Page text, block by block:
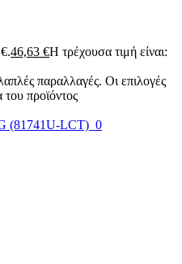
46,63 €Η τρέχουσα τιμή είναι:
παραλλαγές. Οι επιλογές
προϊόντος